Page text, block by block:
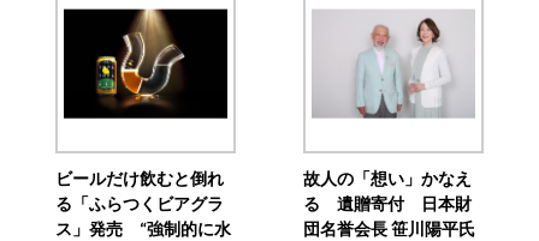
ビールだけ飲むと倒れ
る「ふらつくビアグラ
ス」発売 “強制的に水
故人の「想い」かなえ
る 遺贈寄付 日本財
団名誉会長 笹川陽平氏